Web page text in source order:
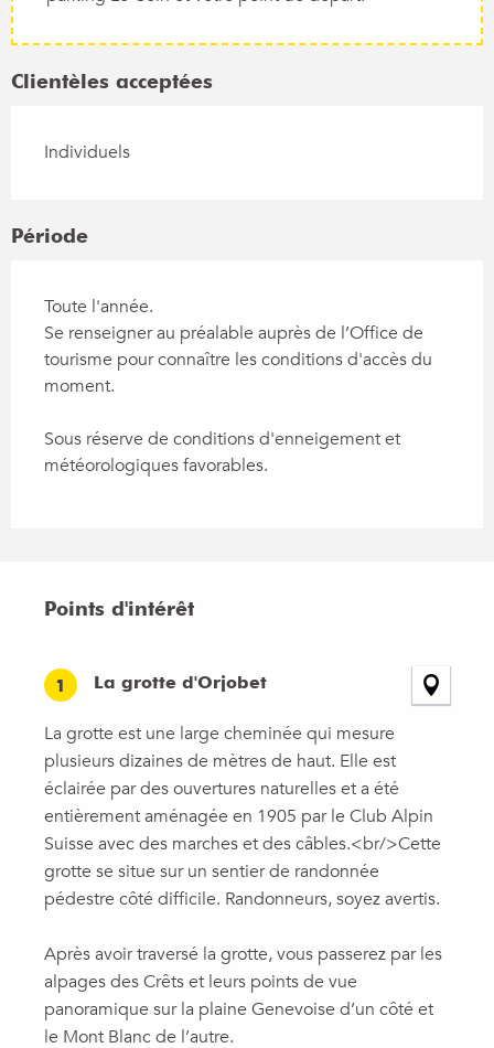
Clientèles acceptées
Individuels
Période
Toute l'année.
Se renseigner au préalable auprès de l’Office de
tourisme pour connaître les conditions d'accès du
moment.
Sous réserve de conditions d'enneigement et
météorologiques favorables.
Points d'intérêt
1 La grotte d'Orjobet
La grotte est une large cheminée qui mesure
plusieurs dizaines de mètres de haut. Elle est
éclairée par des ouvertures naturelles et a été
entièrement aménagée en 1905 par le Club Alpin
Suisse avec des marches et des câbles.<br/>Cette
grotte se situe sur un sentier de randonnée
pédestre côté difficile. Randonneurs, soyez avertis.
Après avoir traversé la grotte, vous passerez par les
alpages des Crêts et leurs points de vue
panoramique sur la plaine Genevoise d’un côté et
le Mont Blanc de l’autre.